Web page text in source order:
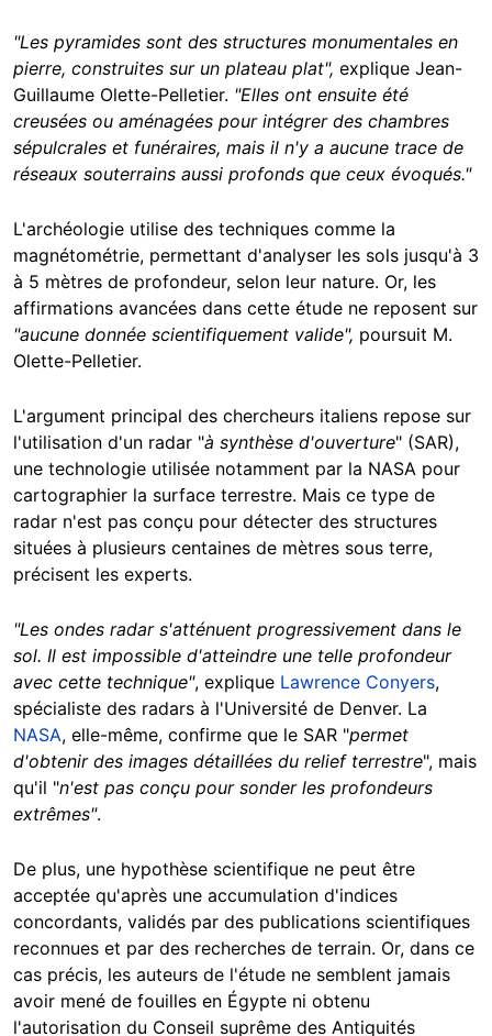
"Les pyramides sont des structures monumentales en
pierre, construites sur un plateau plat", explique Jean-
Guillaume Olette-Pelletier. "Elles ont ensuite été
creusées ou aménagées pour intégrer des chambres
sépulcrales et funéraires, mais il n'y a aucune trace de
réseaux souterrains aussi profonds que ceux évoqués."
L'archéologie utilise des techniques comme la
magnétométrie, permettant d'analyser les sols jusqu'à 3
à 5 mètres de profondeur, selon leur nature. Or, les
affirmations avancées dans cette étude ne reposent sur
"aucune donnée scientifiquement valide", poursuit M.
Olette-Pelletier.
L'argument principal des chercheurs italiens repose sur
l'utilisation d'un radar "à synthèse d'ouverture" (SAR),
une technologie utilisée notamment par la NASA pour
cartographier la surface terrestre. Mais ce type de
radar n'est pas conçu pour détecter des structures
situées à plusieurs centaines de mètres sous terre,
précisent les experts.
"Les ondes radar s'atténuent progressivement dans le
sol. Il est impossible d'atteindre une telle profondeur
avec cette technique", explique Lawrence Conyers,
spécialiste des radars à l'Université de Denver. La
NASA, elle-même, confirme que le SAR "permet
d'obtenir des images détaillées du relief terrestre", mais
qu'il "n'est pas conçu pour sonder les profondeurs
extrêmes".
De plus, une hypothèse scientifique ne peut être
acceptée qu'après une accumulation d'indices
concordants, validés par des publications scientifiques
reconnues et par des recherches de terrain. Or, dans ce
cas précis, les auteurs de l'étude ne semblent jamais
avoir mené de fouilles en Égypte ni obtenu
l'autorisation du Conseil suprême des Antiquités